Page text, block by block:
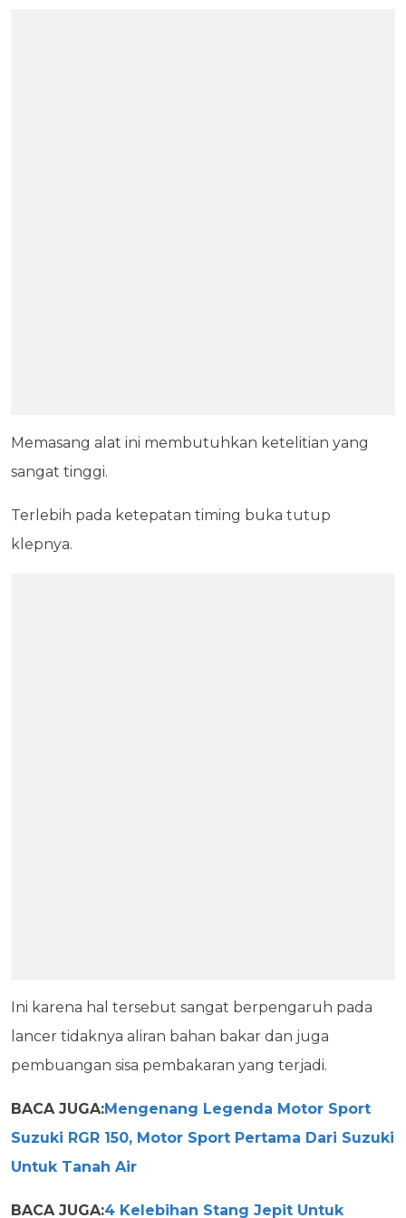
Memasang alat ini membutuhkan ketelitian yang
sangat tinggi.
Terlebih pada ketepatan timing buka tutup
klepnya.
Ini karena hal tersebut sangat berpengaruh pada
lancer tidaknya aliran bahan bakar dan juga
pembuangan sisa pembakaran yang terjadi.
BACA JUGA:Mengenang Legenda Motor Sport
Suzuki RGR 150, Motor Sport Pertama Dari Suzuki
Untuk Tanah Air
BACA JUGA:4 Kelebihan Stang Jepit Untuk